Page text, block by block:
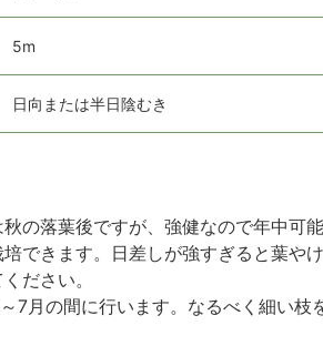
5m
日向または半日陰むき
の落葉後ですが、強健なので年中可
できます。日差しが強すぎると葉や
ださい。
7月の間に行います。なるべく細い